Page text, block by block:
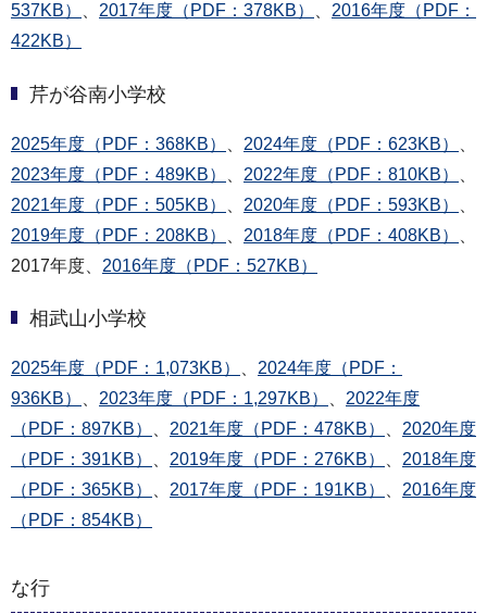
537KB）
2017年度（PDF：378KB）
2016年度（PDF：
422KB）
芹が谷南小学校
2025年度（PDF：368KB） 2024年度（PDF：623KB）
2023年度（PDF：489KB）
2022年度（PDF：810KB）
2021年度（PDF：505KB）
2020年度（PDF：593KB）
2019年度（PDF：208KB）
2018年度（PDF：408KB）
2017年度、 2016年度（PDF：527KB）
相武山小学校
2025年度（PDF：1,073KB） 、 2024年度（PDF：
936KB）
、 2023年度（PDF：1,297KB） 、 2022年度
（PDF：897KB）
、 2021年度（PDF：478KB） 、 2020年度
（PDF：391KB）
、 2019年度（PDF：276KB） 、 2018年度
（PDF：365KB）
、 2017年度（PDF：191KB） 、 2016年度
（PDF：854KB）
な行